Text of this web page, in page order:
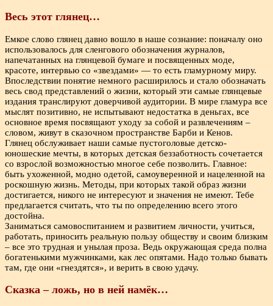
Весь этот глянец…
Емкое слово глянец давно вошло в наше сознание: поначалу оно
использовалось для сленгового обозначения журналов,
напечатанных на глянцевой бумаге и посвященных моде,
красоте, интервью со «звездами» — то есть гламурному миру.
Впоследствии понятие немного расширилось и стало обозначать
весь свод представлений о жизни, который эти самые глянцевые
издания транслируют доверчивой аудитории. В мире гламура все
мыслят позитивно, не испытывают недостатка в деньгах, все
основное время посвящают уходу за собой и развлечениям –
словом, живут в сказочном пространстве Барби и Кенов.
Глянец обслуживает наши самые пустоголовые детско-
юношеские мечты, в которых детская беззаботность сочетается
со взрослой возможностью многое себе позволить. Главное:
быть ухоженной, модно одетой, самоуверенной и нацеленной на
роскошную жизнь. Методы, при которых такой образ жизни
достигается, никого не интересуют и значения не имеют. Тебе
предлагается считать, что ты по определению всего этого
достойна.
Заниматься самовоспитанием и развитием личности, учиться,
работать, приносить реальную пользу обществу и своим близким
– все это трудная и унылая проза. Ведь окружающая среда полна
богатенькими мужчинками, как лес опятами. Надо только бывать
там, где они «гнездятся», и верить в свою удачу.
Сказка – ложь, но в ней намёк…